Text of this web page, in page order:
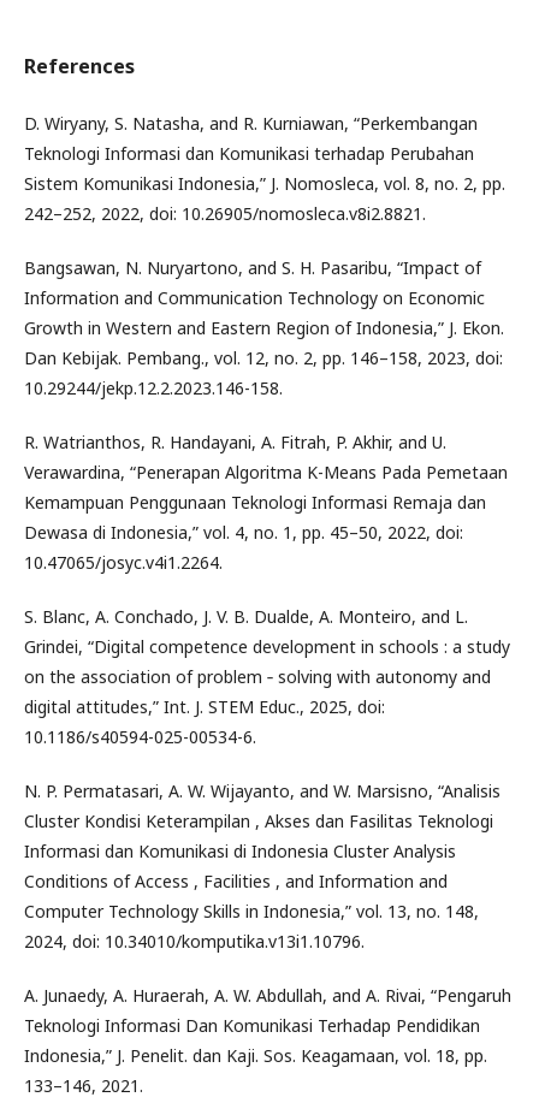
References
D. Wiryany, S. Natasha, and R. Kurniawan, “Perkembangan
Teknologi Informasi dan Komunikasi terhadap Perubahan
Sistem Komunikasi Indonesia,” J. Nomosleca, vol. 8, no. 2, pp.
242–252, 2022, doi: 10.26905/nomosleca.v8i2.8821.
Bangsawan, N. Nuryartono, and S. H. Pasaribu, “Impact of
Information and Communication Technology on Economic
Growth in Western and Eastern Region of Indonesia,” J. Ekon.
Dan Kebijak. Pembang., vol. 12, no. 2, pp. 146–158, 2023, doi:
10.29244/jekp.12.2.2023.146-158.
R. Watrianthos, R. Handayani, A. Fitrah, P. Akhir, and U.
Verawardina, “Penerapan Algoritma K-Means Pada Pemetaan
Kemampuan Penggunaan Teknologi Informasi Remaja dan
Dewasa di Indonesia,” vol. 4, no. 1, pp. 45–50, 2022, doi:
10.47065/josyc.v4i1.2264.
S. Blanc, A. Conchado, J. V. B. Dualde, A. Monteiro, and L.
Grindei, “Digital competence development in schools : a study
on the association of problem ‑ solving with autonomy and
digital attitudes,” Int. J. STEM Educ., 2025, doi:
10.1186/s40594-025-00534-6.
N. P. Permatasari, A. W. Wijayanto, and W. Marsisno, “Analisis
Cluster Kondisi Keterampilan , Akses dan Fasilitas Teknologi
Informasi dan Komunikasi di Indonesia Cluster Analysis
Conditions of Access , Facilities , and Information and
Computer Technology Skills in Indonesia,” vol. 13, no. 148,
2024, doi: 10.34010/komputika.v13i1.10796.
A. Junaedy, A. Huraerah, A. W. Abdullah, and A. Rivai, “Pengaruh
Teknologi Informasi Dan Komunikasi Terhadap Pendidikan
Indonesia,” J. Penelit. dan Kaji. Sos. Keagamaan, vol. 18, pp.
133–146, 2021.